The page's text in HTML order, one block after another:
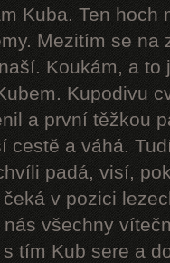
Kuba. Ten hoch
Mezitím se na
Koukám, a
Kupodivu
a první těžkou
cestě a váhá.
padá, visí,
v pozici
všechny
tím Kub sere a